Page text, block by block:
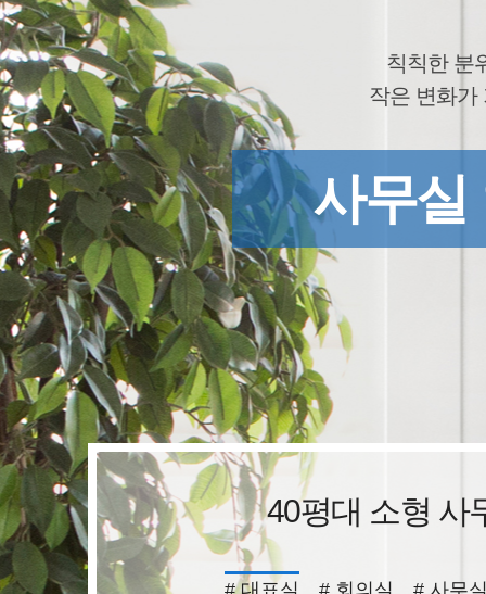
칙칙한 분
작은 변화가
사무실
40평대 소형 사
# 대표실 # 회의실 # 사무